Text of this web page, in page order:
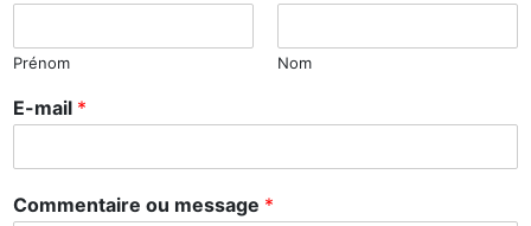
Prénom Nom
E-mail *
Commentaire ou message *